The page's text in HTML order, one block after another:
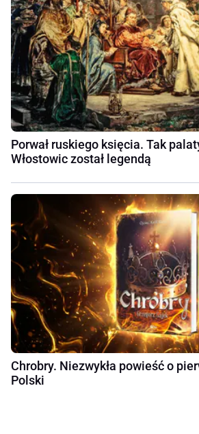
Porwał ruskiego księcia. Tak
Włostowic został legendą
Chrobry. Niezwykła powieść o
Polski